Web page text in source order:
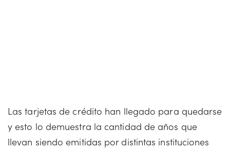
Las tarjetas de crédito han llegado para quedarse
y esto lo demuestra la cantidad de años que
llevan siendo emitidas por distintas instituciones